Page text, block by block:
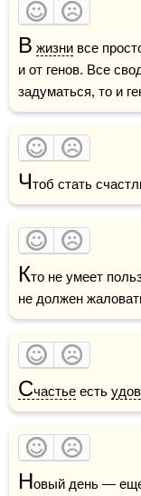
В жизни все
и от генов. Все
задуматься, то и
Чтоб стать
Кто не умеет
не должен
Счастье есть
Новый день —